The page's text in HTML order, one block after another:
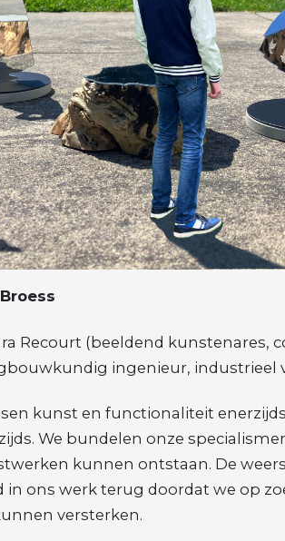
Recourt (beeldend kunstenares,
ingenieur, industrieel
kunst en functionaliteit
We bundelen onze
kunnen ontstaan. De
ons werk terug doordat we op
versterken.